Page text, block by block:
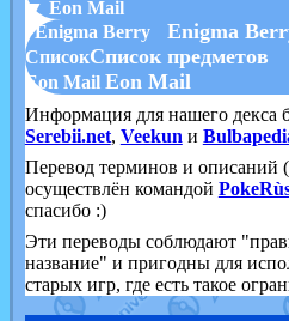
▼ Eon Mail
Enigma Berry
Enigma
СписокСписок предметов
Eon Mail Eon Mail
Информация для нашего декса
Serebii.net, Veekun и
Перевод терминов и описаний
осуществлён командой
спасибо :)
Эти переводы соблюдают
название" и пригодны для
старых игр, где есть такое